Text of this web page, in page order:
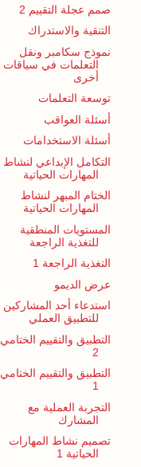
صمم عجلة التقييم 2
التنقية والاستدراك
نموذج سكامبر ونقل
التعلمات في سياقات
أخرى
توسعة التعلمات
أسئلة العواقب
أسئلة الاستخدامات
التكامل الإبداعي لنشاط
المهارات الحياتية
الختام المبهر لنشاط
المهارات الحياتية
المستويات المنطقية
للتغذية الراجعة
التغذية الراجعة 1
عرض الديمو
استدعاء أحد المشاركين
للتطبيق العملي
التطبيق والتقييم الختامي
2
التطبيق والتقييم الختامي
1
التجربة العملية مع
المشارك
تصميم نشاط المهارات
الحياتية 1